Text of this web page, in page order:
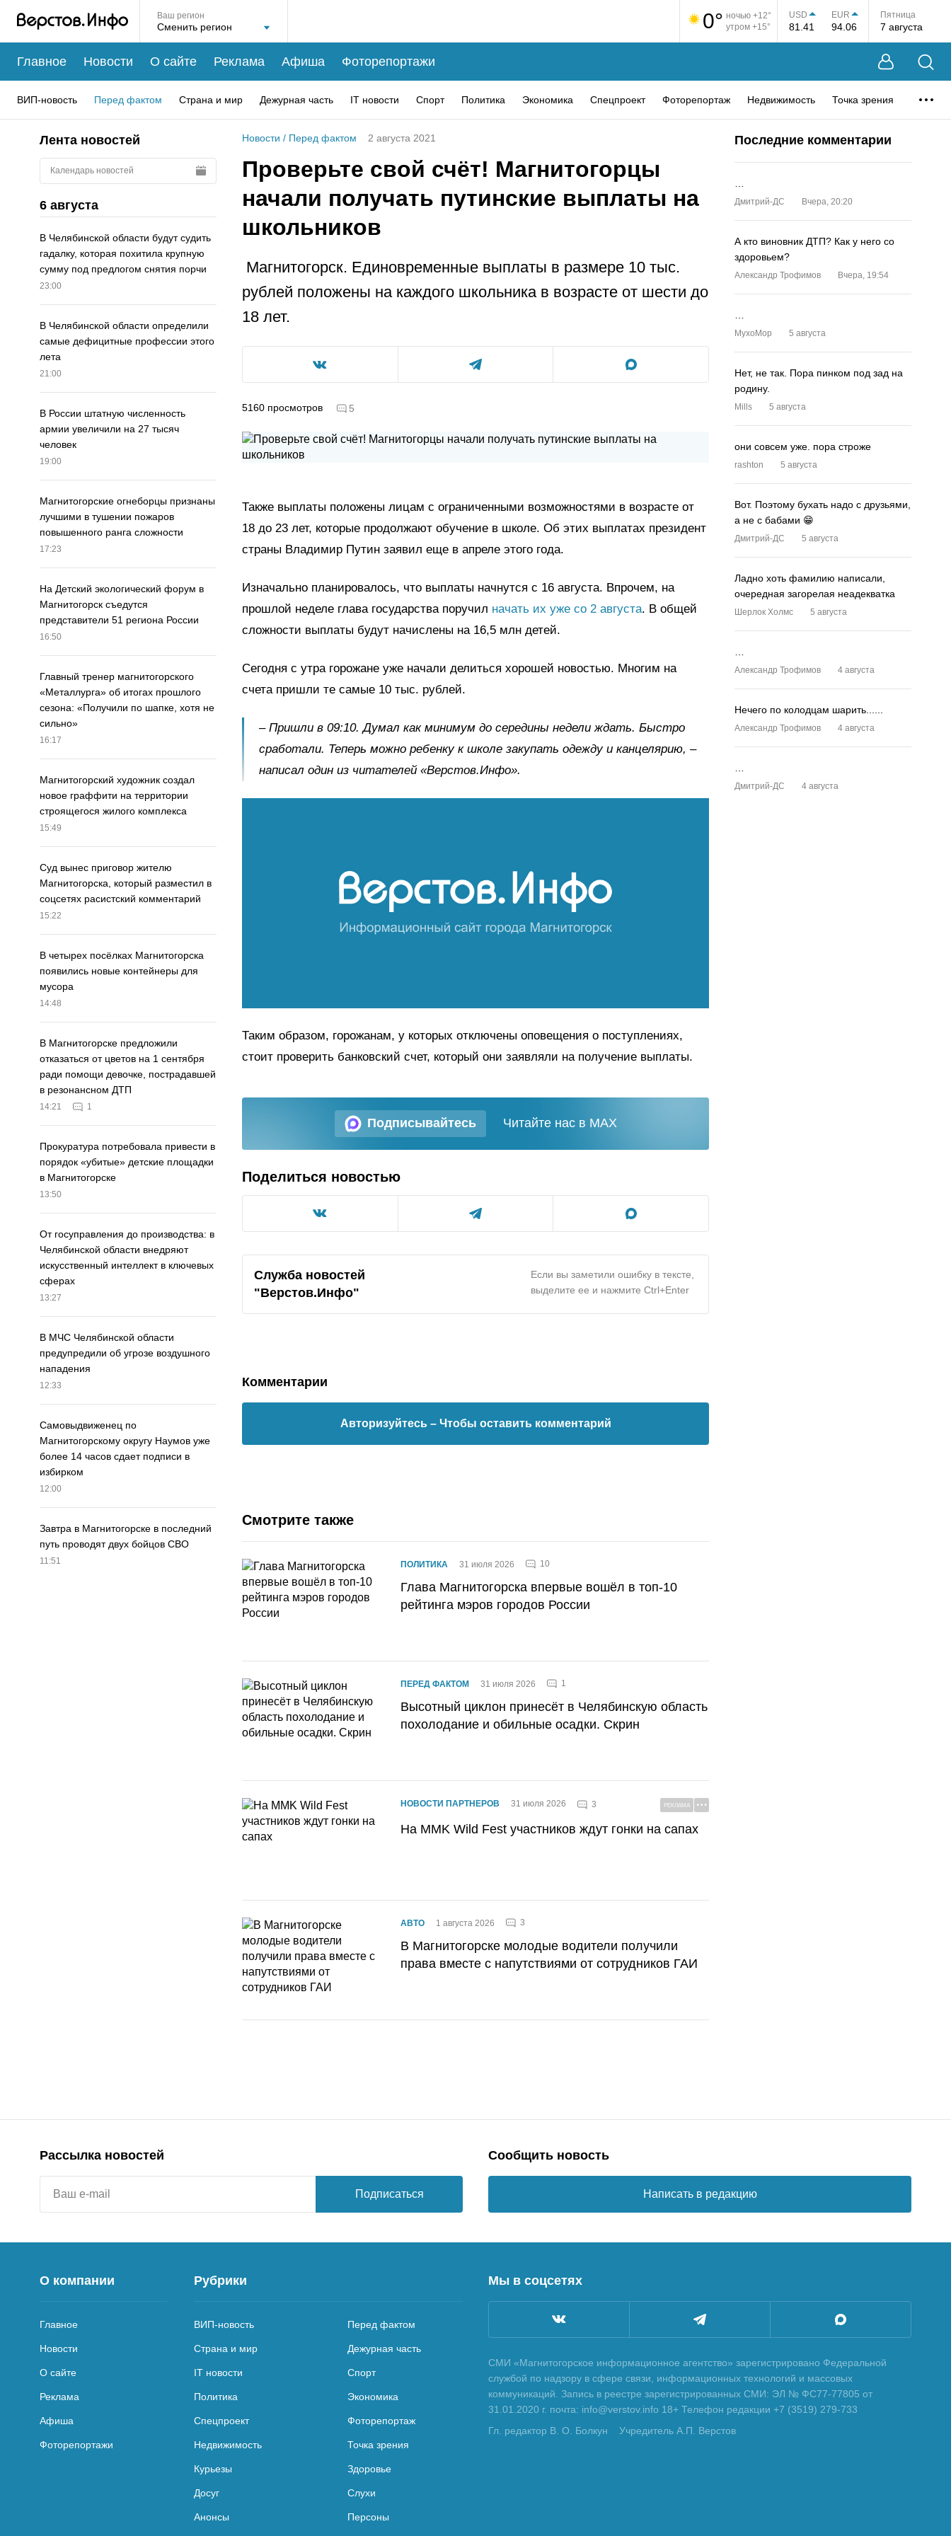
Ваш регион 0° ночью +12°
утром +15°
USD
81.41
EUR
94.06
Пятница
7 августа
Главное Новости О сайте Реклама Афиша Фоторепортажи
ВИП-новость Перед фактом Страна и мир Дежурная часть IT новости Спорт Политика Экономика Спецпроект Фоторепортаж Недвижимость Точка зрения
Лента новостей
Календарь новостей
6 августа
В Челябинской области будут судить
гадалку, которая похитила крупную
сумму под предлогом снятия порчи
23:00
В Челябинской области определили
самые дефицитные профессии этого
лета
21:00
В России штатную численность
армии увеличили на 27 тысяч
человек
19:00
Магнитогорские огнеборцы признаны
лучшими в тушении пожаров
повышенного ранга сложности
17:23
На Детский экологический форум в
Магнитогорск съедутся
представители 51 региона России
16:50
Главный тренер магнитогорского
«Металлурга» об итогах прошлого
сезона: «Получили по шапке, хотя не
сильно»
16:17
Магнитогорский художник создал
новое граффити на территории
строящегося жилого комплекса
15:49
Суд вынес приговор жителю
Магнитогорска, который разместил в
соцсетях расистский комментарий
15:22
В четырех посёлках Магнитогорска
появились новые контейнеры для
мусора
14:48
В Магнитогорске предложили
отказаться от цветов на 1 сентября
ради помощи девочке, пострадавшей
в резонансном ДТП
14:21 1
Прокуратура потребовала привести в
порядок «убитые» детские площадки
в Магнитогорске
13:50
От госуправления до производства: в
Челябинской области внедряют
искусственный интеллект в ключевых
сферах
13:27
В МЧС Челябинской области
предупредили об угрозе воздушного
нападения
12:33
Самовыдвиженец по
Магнитогорскому округу Наумов уже
более 14 часов сдает подписи в
избирком
12:00
Завтра в Магнитогорске в последний
путь проводят двух бойцов СВО
11:51
Новости / Перед фактом 2 августа 2021
Проверьте свой счёт! Магнитогорцы
начали получать путинские выплаты на
школьников
Магнитогорск. Единовременные выплаты в размере 10 тыс.
рублей положены на каждого школьника в возрасте от шести до
18 лет.
5160 просмотров 5
Также выплаты положены лицам с ограниченными возможностями в возрасте от
18 до 23 лет, которые продолжают обучение в школе. Об этих выплатах президент
страны Владимир Путин заявил еще в апреле этого года.
Изначально планировалось, что выплаты начнутся с 16 августа. Впрочем, на
прошлой неделе глава государства поручил начать их уже со 2 августа. В общей
сложности выплаты будут начислены на 16,5 млн детей.
Сегодня с утра горожане уже начали делиться хорошей новостью. Многим на
счета пришли те самые 10 тыс. рублей.
– Пришли в 09:10. Думал как минимум до середины недели ждать. Быстро
сработали. Теперь можно ребенку к школе закупать одежду и канцелярию, –
написал один из читателей «Верстов.Инфо».
Таким образом, горожанам, у которых отключены оповещения о поступлениях,
стоит проверить банковский счет, который они заявляли на получение выплаты.
Подписывайтесь Читайте нас в MAX
Поделиться новостью
Служба новостей
"Верстов.Инфо"
Если вы заметили ошибку в тексте,
выделите ее и нажмите Ctrl+Enter
Комментарии
Авторизуйтесь – Чтобы оставить комментарий
Смотрите также
ПОЛИТИКА 31 июля 2026 10
Глава Магнитогорска впервые вошёл в топ-10
рейтинга мэров городов России
ПЕРЕД ФАКТОМ 31 июля 2026 1
Высотный циклон принесёт в Челябинскую область
похолодание и обильные осадки. Скрин
НОВОСТИ ПАРТНЕРОВ 31 июля 2026 3 РЕКЛАМА
На MMK Wild Fest участников ждут гонки на сапах
АВТО 1 августа 2026 3
В Магнитогорске молодые водители получили
права вместе с напутствиями от сотрудников ГАИ
Последние комментарии
Дмитрий-ДС Вчера, 20:20
А кто виновник ДТП? Как у него со
здоровьем?
Александр Трофимов Вчера, 19:54
MyxoMop 5 августа
Нет, не так. Пора пинком под зад на
родину.
Mills 5 августа
они совсем уже. пора строже
rashton 5 августа
Вот. Поэтому бухать надо с друзьями,
а не с бабами 😁
Дмитрий-ДС 5 августа
Ладно хоть фамилию написали,
очередная загорелая неадекватка
Шерлок Холмс 5 августа
Александр Трофимов 4 августа
Нечего по колодцам шарить......
Александр Трофимов 4 августа
Дмитрий-ДС 4 августа
Рассылка новостей
Подписаться
Сообщить новость
Написать в редакцию
О компании
Главное
Новости
О сайте
Реклама
Афиша
Фоторепортажи
Рубрики
ВИП-новость Перед фактом
Страна и мир Дежурная часть
IT новости Спорт
Политика Экономика
Спецпроект Фоторепортаж
Недвижимость Точка зрения
Курьезы Здоровье
Досуг Слухи
Анонсы Персоны
Мы в соцсетях
СМИ «Магнитогорское информационное агентство» зарегистрировано Федеральной
службой по надзору в сфере связи, информационных технологий и массовых
коммуникаций. Запись в реестре зарегистрированных СМИ: ЭЛ № ФС77-77805 от
31.01.2020 г. почта: info@verstov.info 18+ Телефон редакции +7 (3519) 279-733
Гл. редактор В. О. Болкун
Учредитель А.П. Верстов